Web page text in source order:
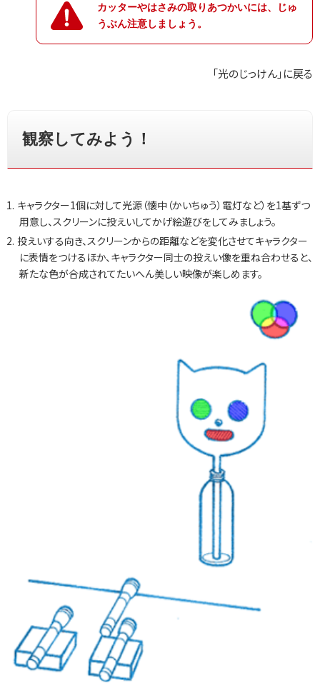
カッターやはさみの取りあつかいには、じゅ
うぶん注意しましょう。
「光のじっけん」に戻る
観察してみよう！
キャラクター1個に対して光源（懐中（かいちゅう）電灯など）を1基ずつ
用意し、スクリーンに投えいしてかげ絵遊びをしてみましょう。
投えいする向き、スクリーンからの距離などを変化させてキャラクター
に表情をつけるほか、キャラクター同士の投えい像を重ね合わせると、
新たな色が合成されてたいへん美しい映像が楽しめます。